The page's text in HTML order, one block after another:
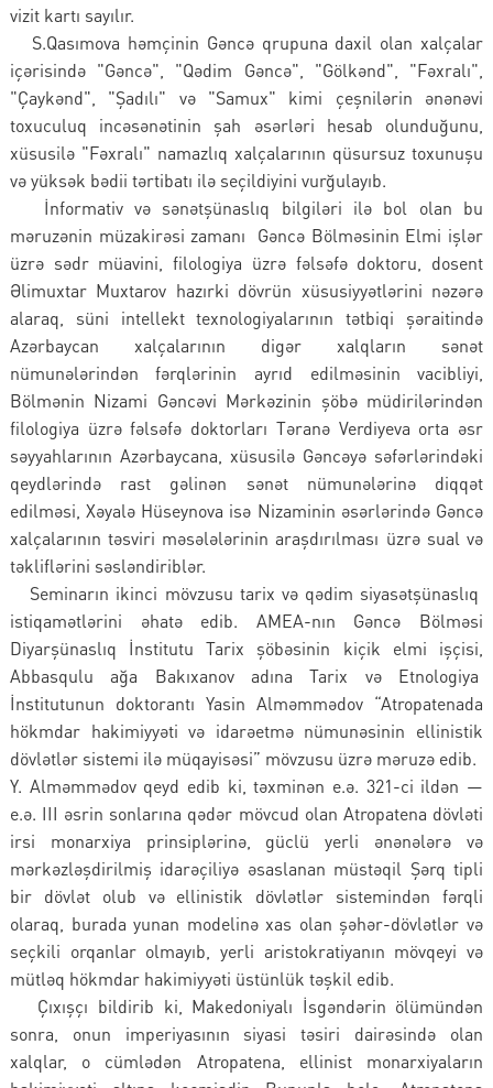
vizit kartı sayılır.
S.Qasımova həmçinin Gəncə qrupuna daxil olan xalçalar
içərisində "Gəncə", "Qədim Gəncə", "Gölkənd", "Fəxralı",
"Çaykənd", "Şadılı" və "Samux" kimi çeşnilərin ənənəvi
toxuculuq incəsənətinin şah əsərləri hesab olunduğunu,
xüsusilə "Fəxralı" namazlıq xalçalarının qüsursuz toxunuşu
və yüksək bədii tərtibatı ilə seçildiyini vurğulayıb.
İnformativ və sənətşünaslıq bilgiləri ilə bol olan bu
məruzənin müzakirəsi zamanı Gəncə Bölməsinin Elmi işlər
üzrə sədr müavini, filologiya üzrə fəlsəfə doktoru, dosent
Əlimuxtar Muxtarov hazırki dövrün xüsusiyyətlərini nəzərə
alaraq, süni intellekt texnologiyalarının tətbiqi şəraitində
Azərbaycan xalçalarının digər xalqların sənət
nümunələrindən fərqlərinin ayrıd edilməsinin vacibliyi,
Bölmənin Nizami Gəncəvi Mərkəzinin şöbə müdirilərindən
filologiya üzrə fəlsəfə doktorları Təranə Verdiyeva orta əsr
səyyahlarının Azərbaycana, xüsusilə Gəncəyə səfərlərindəki
qeydlərində rast gəlinən sənət nümunələrinə diqqət
edilməsi, Xəyalə Hüseynova isə Nizaminin əsərlərində Gəncə
xalçalarının təsviri məsələlərinin araşdırılması üzrə sual və
təkliflərini səsləndiriblər.
Seminarın ikinci mövzusu tarix və qədim siyasətşünaslıq
istiqamətlərini əhatə edib. AMEA-nın Gəncə Bölməsi
Diyarşünaslıq İnstitutu Tarix şöbəsinin kiçik elmi işçisi,
Abbasqulu ağa Bakıxanov adına Tarix və Etnologiya
İnstitutunun doktorantı Yasin Alməmmədov “Atropatenada
hökmdar hakimiyyəti və idarəetmə nümunəsinin ellinistik
dövlətlər sistemi ilə müqayisəsi” mövzusu üzrə məruzə edib.
Y. Alməmmədov qeyd edib ki, təxminən e.ə. 321-ci ildən —
e.ə. III əsrin sonlarına qədər mövcud olan Atropatena dövləti
irsi monarxiya prinsiplərinə, güclü yerli ənənələrə və
mərkəzləşdirilmiş idarəçiliyə əsaslanan müstəqil Şərq tipli
bir dövlət olub və ellinistik dövlətlər sistemindən fərqli
olaraq, burada yunan modelinə xas olan şəhər-dövlətlər və
seçkili orqanlar olmayıb, yerli aristokratiyanın mövqeyi və
mütləq hökmdar hakimiyyəti üstünlük təşkil edib.
Çıxışçı bildirib ki, Makedoniyalı İsgəndərin ölümündən
sonra, onun imperiyasının siyasi təsiri dairəsində olan
xalqlar, o cümlədən Atropatena, ellinist monarxiyaların